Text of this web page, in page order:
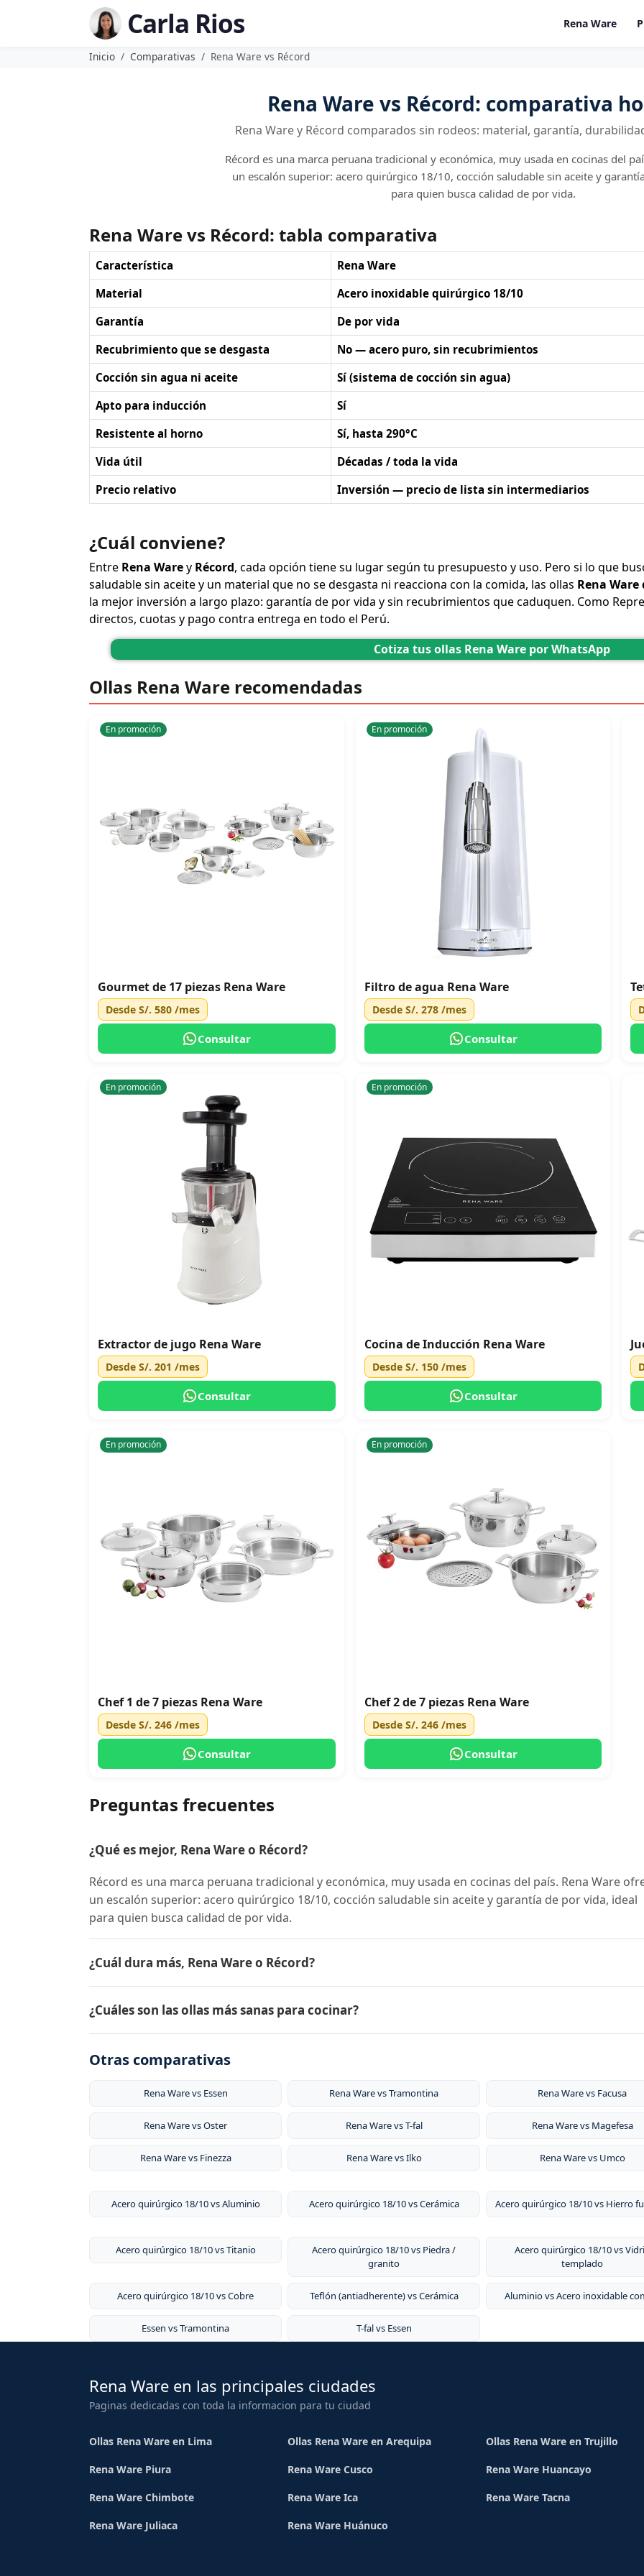
Carla Rios Rena Ware
Inicio Comparativas Rena Ware vs Récord
Rena Ware vs Récord: comparativa
Rena Ware y Récord comparados sin rodeos: material, garantía,
Récord es una marca peruana tradicional y económica, muy usada en cocinas del
un escalón superior: acero quirúrgico 18/10, cocción saludable sin aceite y
para quien busca calidad de por vida.
Rena Ware vs Récord: tabla comparativa
Característica Rena Ware
Material
Acero inoxidable quirúrgico 18/10
Garantía
De por vida
Recubrimiento que se desgasta
No — acero puro, sin recubrimientos
Cocción sin agua ni aceite
Sí (sistema de cocción sin agua)
Apto para inducción
Sí
Resistente al horno
Sí, hasta 290°C
Vida útil
Décadas / toda la vida
Precio relativo
Inversión — precio de lista sin intermediarios
¿Cuál conviene?
Entre Rena Warey Récord, cada opción tiene su lugar según tu presupuesto y uso. Pero si lo que
saludable sin aceite y un material que no se desgasta ni reacciona con la comida, las ollas Rena
la mejor inversión a largo plazo: garantía de por vida y sin recubrimientos que caduquen. Como
directos, cuotas y pago contra entrega en todo el Perú.
Cotiza tus ollas Rena Ware por WhatsApp
Ollas Rena Ware recomendadas
En promoción
Gourmet de 17 piezas Rena Ware
Desde S/. 580 /mes
Consultar
En promoción
Filtro de agua Rena Ware
Desde S/. 278/mes
Consultar
En promoción
Extractor de jugo Rena Ware
Desde S/. 201 /mes
Consultar
En promoción
Cocina de Inducción Rena Ware
Desde S/. 150/mes
Consultar
En promoción
Chef 1 de 7 piezas Rena Ware
Desde S/. 246 /mes
Consultar
En promoción
Chef 2 de 7 piezas Rena Ware
Desde S/. 246/mes
Consultar
Preguntas frecuentes
¿Qué es mejor, Rena Ware o Récord?
Récord es una marca peruana tradicional y económica, muy usada en cocinas del país. Rena Ware
un escalón superior: acero quirúrgico 18/10, cocción saludable sin aceite y garantía de por vida, ideal
para quien busca calidad de por vida.
¿Cuál dura más, Rena Ware o Récord?
de por vida. Récord ofrece una vida útil de media. Para durabilidad a largo plazo, el acero quirúrgico
18/10 sin recubrimientos que se desgasten es la opción más sólida.
¿Cuáles son las ollas más sanas para cocinar?
liberan sustancias tóxicas, no reaccionan con los alimentos ácidos, y permiten cocinar sin agua y sin
Otras comparativas
Rena Ware vs Essen Rena Ware vs Tramontina Rena Ware vs Facusa
Rena Ware vs Oster Rena Ware vs T-fal Rena Ware vs Magefesa
Rena Ware vs Finezza Rena Ware vs Ilko Rena Ware vs Umco
Acero quirúrgico 18/10 vs Aluminio Acero quirúrgico 18/10 vs Cerámica Acero quirúrgico 18/10 vs Hierro
Acero quirúrgico 18/10 vs Titanio
Acero quirúrgico 18/10 vs Piedra /
granito
Acero quirúrgico 18/10 vs
templado
Acero quirúrgico 18/10 vs Cobre Teflón (antiadherente) vs Cerámica Aluminio vs Acero inoxidable
Essen vs Tramontina T-fal vs Essen
Rena Ware en las principales ciudades
Paginas dedicadas con toda la informacion para tu ciudad
Ollas Rena Ware en Lima Ollas Rena Ware en Arequipa Ollas Rena Ware en Trujillo
Rena Ware Piura Rena Ware Cusco Rena Ware Huancayo
Rena Ware Chimbote Rena Ware Ica Rena Ware Tacna
Rena Ware Juliaca Rena Ware Huánuco